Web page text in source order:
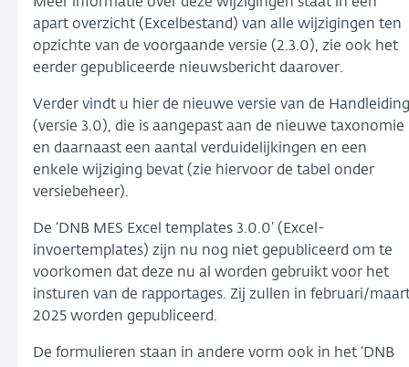
apart overzicht (Excelbestand) van alle wijzigingen ten
opzichte van de voorgaande versie (2.3.0), zie ook het
eerder gepubliceerde nieuwsbericht daarover.
Verder vindt u hier de nieuwe versie van de Handleiding
(versie 3.0), die is aangepast aan de nieuwe taxonomie
en daarnaast een aantal verduidelijkingen en een
enkele wijziging bevat (zie hiervoor de tabel onder
versiebeheer).
De ‘DNB MES Excel templates 3.0.0’ (Excel-
invoertemplates) zijn nu nog niet gepubliceerd om te
voorkomen dat deze nu al worden gebruikt voor het
insturen van de rapportages. Zij zullen in februari/
2025 worden gepubliceerd.
De formulieren staan in andere vorm ook in het ‘DNB